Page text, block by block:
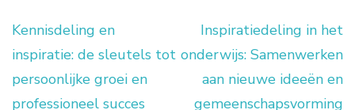
Berichtnavigatie
Kennisdeling en
inspiratie: de sleutels tot
persoonlijke groei en
professioneel succes
Inspiratiedeling in het
onderwijs: Samenwerken
aan nieuwe ideeën en
gemeenschapsvorming